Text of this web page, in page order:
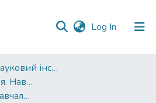
Log In (current)
Навчально-науковий інститут агротехнологій, селекції та екології
Друковані видання. Навчально-науковий інститут агротехнологій, селекції та екології
Фахові видання. Навчально-науковий інститут агротехнологій, селекції та екології